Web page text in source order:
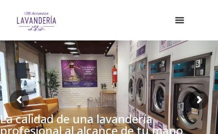
La calidad de una lavandería
profesional al alcance de tu mano